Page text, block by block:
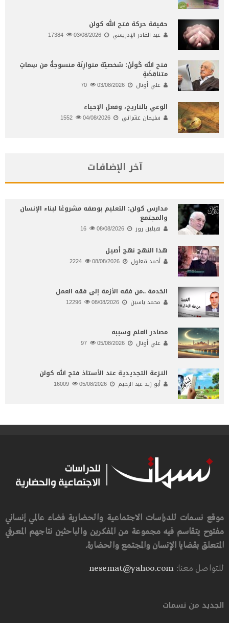
حقيقة حركة فتح الله كولن
عبد القادر الإدريسي 03/08/2026
فتح الله كُولَنْ: شخصيّة متوازِنَة منسوجةٌ من سِماتٍ
متناقِضَةٍ
علي أونال 03/08/2026
الوعي بالتاريخ، وفعل الإحياء
سليمان عشراتي 04/08/2026
آخر الإضافات
مدارس كولن: التعليم بوصفه مشروعًا لبناء الإنسان
والمجتمع
هيلين روز 08/08/2026
هذا النهج نهج أصيل
أحمد قعلول 08/08/2026
الخدمة ..من فقه الأزمة إلى فقه العمل
محمد ياسين 08/08/2026
مصادر العلم وسببه
علي أونال 05/08/2026
النـزعة التجديدية عند الأستاذ فتح الله كولن
أبو زيد عبد الرحيم 05/08/2026
موقع نسمات للدراسات الاجتماعية والحضارية فضاء عالمي إنساني
مفتوح يتقاسم فيه مجموعة من المفكرين والباحثين نتاجهم المعرفي
المتعلق بقضايا الإنسان والمجتمع والحضارة.
للتواصل معنا:nesemat@yahoo.com
الجديد من نسمات